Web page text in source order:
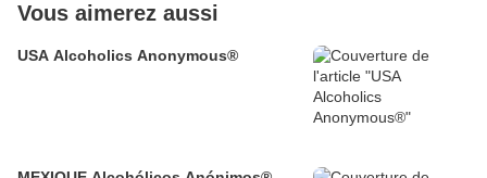
Vous aimerez aussi
USA Alcoholics Anonymous®